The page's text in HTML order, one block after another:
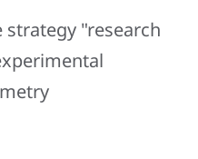
"research